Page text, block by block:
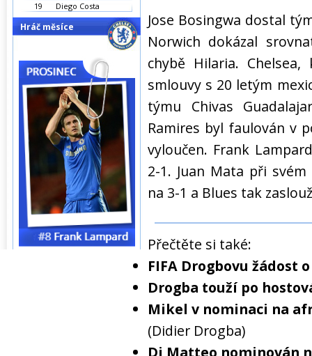
Jose Bosingwa dostal
Norwich dokázal
chybě Hilaria.
smlouvy s 20 letým
týmu Chivas
Ramires byl faulován v
vyloučen. Frank
2-1. Juan Mata při
na 3-1 a Blues tak
Přečtěte si také:
FIFA Drogbovu žádost
Drogba touží po
Mikel v nominaci na
(Didier Drogba)
Di Matteo nominován
19
Diego Costa
Hráč měsíce